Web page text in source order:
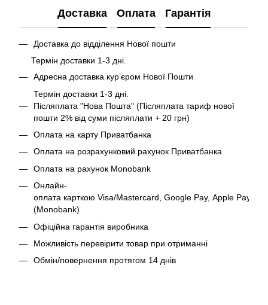
Доставка Оплата Гарантія
Доставка до відділення Нової пошти
Термін доставки 1-3 дні.
Адресна доставка курʼєром Нової Пошти
Термін доставки 1-3 дні.
Післяплата "Нова Пошта" (Післяплата тариф нової
пошти 2% від суми післяплати + 20 грн)
Оплата на карту Приватбанка
Оплата на розрахунковий рахунок Приватбанка
Оплата на рахунок Monobank
Онлайн-
оплата карткою Visa/Mastercard, Google Pay, Apple Pay
(Monobank)
Офіційна гарантія виробника
Можливість перевірити товар при отриманні
Обмін/повернення протягом 14 днів